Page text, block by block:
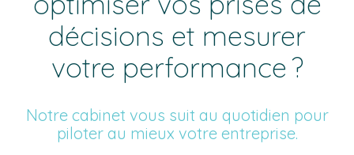
décisions et mesurer
votre performance ?
Notre cabinet vous suit au quotidien pour
piloter au mieux votre entreprise.